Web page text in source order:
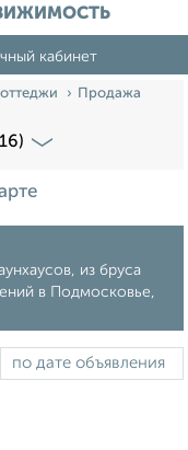
кабинет
Продажа
из бруса
в Подмосковье,